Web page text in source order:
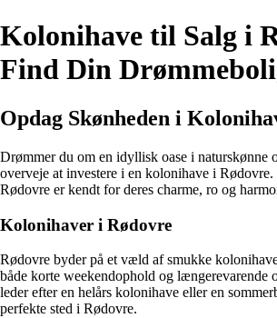
Kolonihave til Salg i
Find Din
Opdag Skønheden i
Drømmer du om en idyllisk oase i naturskønne
overveje at investere i en kolonihave i
Rødovre er kendt for deres charme, ro og
Kolonihaver i Rødovre
Rødovre byder på et væld af smukke
både korte weekendophold og længerevarende
leder efter en helårs kolonihave eller en
perfekte sted i Rødovre.